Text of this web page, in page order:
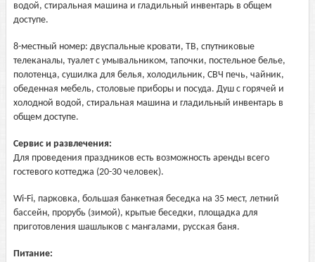
водой, стиральная машина и гладильный инвентарь в общем
доступе.
8-местный номер: двуспальные кровати, ТВ, спутниковые
телеканалы, туалет с умывальником, тапочки, постельное белье,
полотенца, сушилка для белья, холодильник, СВЧ печь, чайник,
обеденная мебель, столовые приборы и посуда. Душ с горячей и
холодной водой, стиральная машина и гладильный инвентарь в
общем доступе.
Сервис и развлечения:
Для проведения праздников есть возможность аренды всего
гостевого коттеджа (20-30 человек).
Wi-Fi, парковка, большая банкетная беседка на 35 мест, летний
бассейн, прорубь (зимой), крытые беседки, площадка для
приготовления шашлыков с мангалами, русская баня.
Питание: